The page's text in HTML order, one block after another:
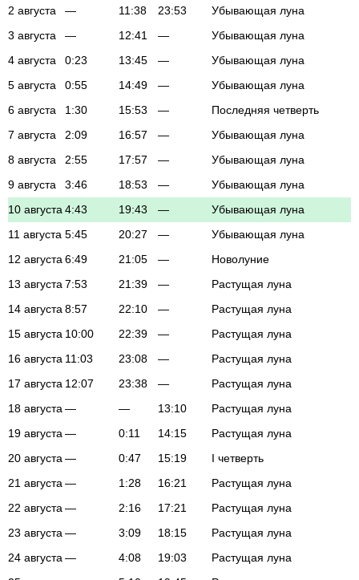
2 августа
— 11:38 23:53
Убывающая луна
3 августа
— 12:41 —
Убывающая луна
4 августа
0:23 13:45 —
Убывающая луна
5 августа
0:55 14:49 —
Убывающая луна
6 августа
1:30 15:53 —
Последняя четверть
7 августа
2:09 16:57 —
Убывающая луна
8 августа
2:55 17:57 —
Убывающая луна
9 августа
3:46 18:53 —
Убывающая луна
10 августа 4:43 19:43 —
Убывающая луна
11 августа 5:45 20:27 —
Убывающая луна
12 августа 6:49 21:05 —
Новолуние
13 августа 7:53 21:39 —
Растущая луна
14 августа 8:57 22:10 —
Растущая луна
15 августа 10:00 22:39 —
Растущая луна
16 августа 11:03 23:08 —
Растущая луна
17 августа 12:07 23:38 —
Растущая луна
18 августа — — 13:10
Растущая луна
19 августа — 0:11 14:15
Растущая луна
20 августа — 0:47 15:19
I четверть
21 августа — 1:28 16:21
Растущая луна
22 августа — 2:16 17:21
Растущая луна
23 августа — 3:09 18:15
Растущая луна
24 августа — 4:08 19:03
Растущая луна